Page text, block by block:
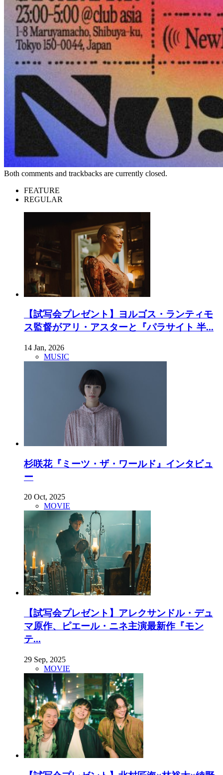
Both comments and trackbacks are currently closed.
FEATURE
REGULAR
【試写会プレゼント】ヨルゴス・ランティモ
ス監督がアリ・アスターと『パラサイト 半...
14 Jan, 2026
MUSIC
杉咲花『ミーツ・ザ・ワールド』インタビュ
ー
20 Oct, 2025
MOVIE
【試写会プレゼント】アレクサンドル・デュ
マ原作、ピエール・ニネ主演最新作『モン
テ...
29 Sep, 2025
MOVIE